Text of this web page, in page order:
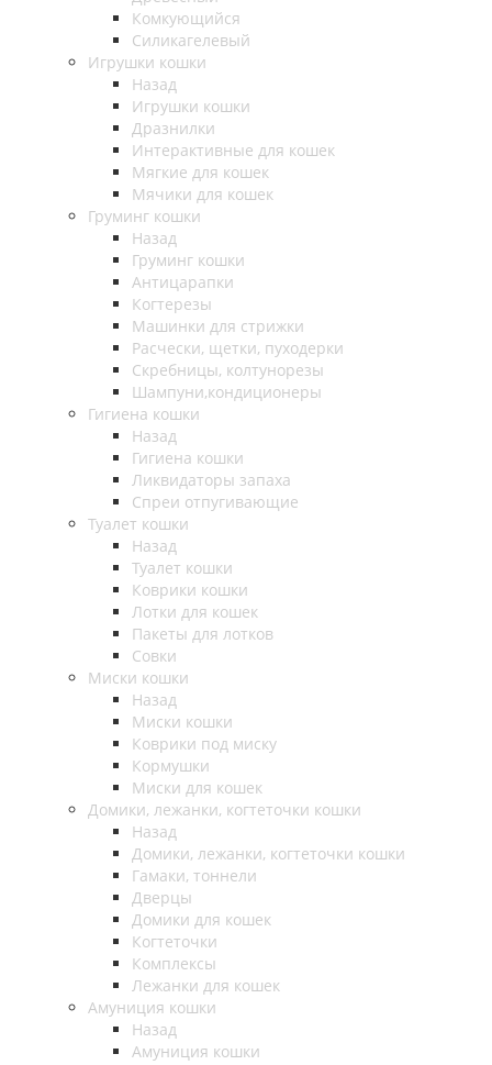
Комкующийся
Силикагелевый
Игрушки кошки
Назад
Игрушки кошки
Дразнилки
Интерактивные для кошек
Мягкие для кошек
Мячики для кошек
Груминг кошки
Назад
Груминг кошки
Антицарапки
Когтерезы
Машинки для стрижки
Расчески, щетки, пуходерки
Скребницы, колтунорезы
Шампуни,кондиционеры
Гигиена кошки
Назад
Гигиена кошки
Ликвидаторы запаха
Спреи отпугивающие
Туалет кошки
Назад
Туалет кошки
Коврики кошки
Лотки для кошек
Пакеты для лотков
Совки
Миски кошки
Назад
Миски кошки
Коврики под миску
Кормушки
Миски для кошек
Домики, лежанки, когтеточки кошки
Назад
Домики, лежанки, когтеточки кошки
Гамаки, тоннели
Дверцы
Домики для кошек
Когтеточки
Комплексы
Лежанки для кошек
Амуниция кошки
Назад
Амуниция кошки